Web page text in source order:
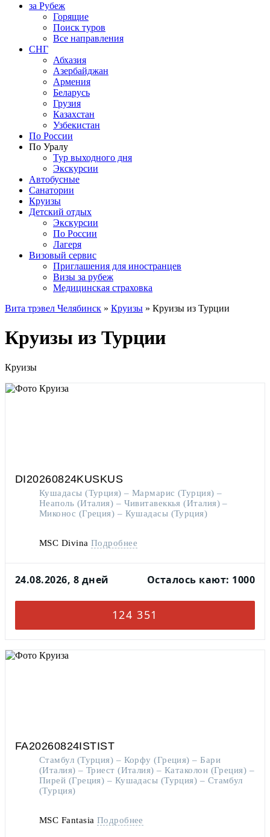
за Рубеж
Горящие
Поиск туров
Все направления
СНГ
Абхазия
Азербайджан
Армения
Беларусь
Грузия
Казахстан
Узбекистан
По России
По Уралу
Тур выходного дня
Экскурсии
Автобусные
Санатории
Круизы
Детский отдых
Экскурсии
По России
Лагеря
Визовый сервис
Приглашения для иностранцев
Визы за рубеж
Медицинская страховка
Вита трэвел Челябинск » Круизы » Круизы из Турции
Круизы из Турции
Круизы
DI20260824KUSKUS
Кушадасы (Турция) – Мармарис (Турция) –
Неаполь (Италия) – Чивитавеккья (Италия) –
Миконос (Греция) – Кушадасы (Турция)
MSC Divina Подробнее
24.08.2026, 8 дней Осталось кают: 1000
124 351
FA20260824ISTIST
Стамбул (Турция) – Корфу (Греция) – Бари
(Италия) – Триест (Италия) – Катаколон (Греция) –
Пирей (Греция) – Кушадасы (Турция) – Стамбул
(Турция)
MSC Fantasia Подробнее